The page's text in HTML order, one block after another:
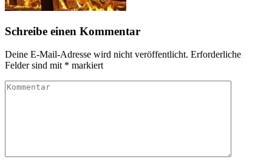
Schreibe einen Kommentar
Deine E-Mail-Adresse wird nicht veröffentlicht. Erforderliche
Felder sind mit * markiert
Kommentar